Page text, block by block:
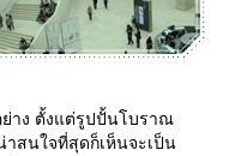
าง ตั้งแต่รูปปั้นโบราณ
สนใจที่สุดก็เห็นจะเป็น